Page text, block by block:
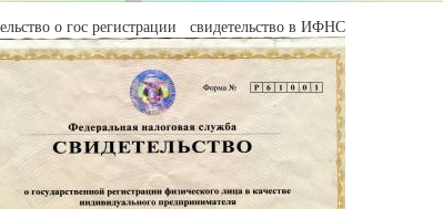
о гос регистрации свидетельство в ИФНС